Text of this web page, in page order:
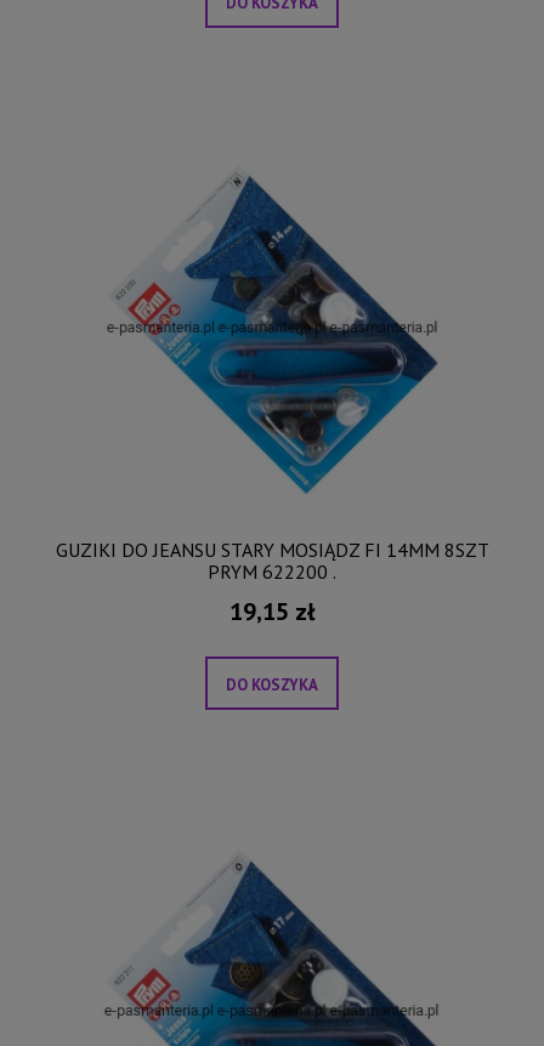
GUZIKI DO JEANSU STARY MOSIĄDZ FI 14MM 8SZT
PRYM 622200 .
19,15 zł
DO KOSZYKA